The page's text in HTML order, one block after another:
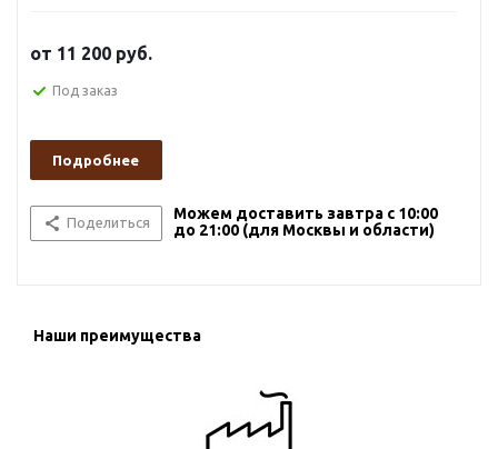
от 11 200 руб.
Под заказ
Подробнее
Поделиться
Можем доставить завтра с 10:00
до 21:00 (для Москвы и области)
Наши преимущества